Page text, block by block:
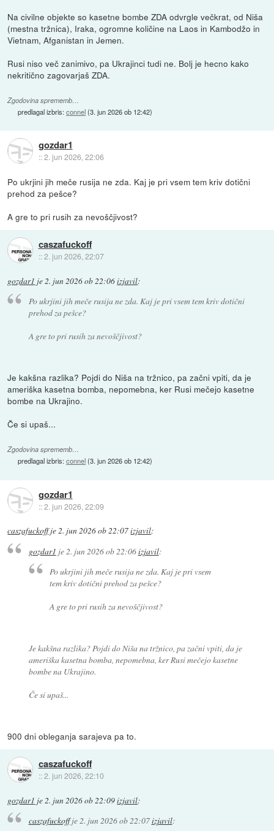
Na civilne objekte so kasetne bombe ZDA odvrgle večkrat, od Niša
(mestna tržnica), Iraka, ogromne količine na Laos in Kambodžo in
Vietnam, Afganistan in Jemen.
Rusi niso več zanimivo, pa Ukrajinci tudi ne. Bolj je hecno kako
nekritično zagovarjaš ZDA.
Zgodovina sprememb…
predlagal izbris:connel(3. jun 2026 ob 12:42)
gozdar1
::2. jun 2026, 22:06
Po ukrjini jih meče rusija ne zda. Kaj je pri vsem tem kriv dotični
prehod za pešce?
A gre to pri rusih za nevoščjivost?
caszafuckoff
::2. jun 2026, 22:07
gozdar1 je2. jun 2026 ob 22:06izjavil:
Po ukrjini jih meče rusija ne zda. Kaj je pri vsem tem kriv dotični
prehod za pešce?
A gre to pri rusih za nevoščjivost?
Je kakšna razlika? Pojdi do Niša na tržnico, pa začni vpiti, da je
ameriška kasetna bomba, nepomebna, ker Rusi mečejo kasetne
bombe na Ukrajino.
Če si upaš...
Zgodovina sprememb…
predlagal izbris:connel(3. jun 2026 ob 12:42)
gozdar1
::2. jun 2026, 22:09
caszafuckoffje2. jun 2026 ob 22:07izjavil:
gozdar1 je2. jun 2026 ob 22:06izjavil:
Po ukrjini jih meče rusija ne zda. Kaj je pri vsem
tem kriv dotični prehod za pešce?
A gre to pri rusih za nevoščjivost?
Je kakšna razlika? Pojdi do Niša na tržnico, pa začni vpiti, da je
ameriška kasetna bomba, nepomebna, ker Rusi mečejo kasetne
bombe na Ukrajino.
Če si upaš...
900 dni obleganja sarajeva pa to.
caszafuckoff
::2. jun 2026, 22:10
gozdar1 je 2. jun 2026 ob 22:09izjavil:
caszafuckoffje2. jun 2026 ob 22:07izjavil: